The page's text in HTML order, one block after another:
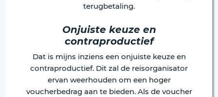
terugbetaling.
Onjuiste keuze en
contraproductief
Dat is mijns inziens een onjuiste keuze en
contraproductief. Dit zal de reisorganisator
ervan weerhouden om een hoger
voucherbedrag aan te bieden. Als de voucher